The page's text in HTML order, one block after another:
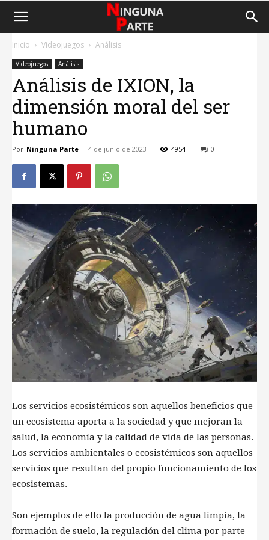
Inicio Videojuegos Análisis
Videojuegos Análisis
Análisis de IXION, la
dimensión moral del ser
humano
Por Ninguna Parte - 4 de junio de 2023 4954 0
Los servicios ecosistémicos son aquellos beneficios que
un ecosistema aporta a la sociedad y que mejoran la
salud, la economía y la calidad de vida de las personas.
Los servicios ambientales o ecosistémicos son aquellos
servicios que resultan del propio funcionamiento de los
ecosistemas.
Son ejemplos de ello la producción de agua limpia, la
formación de suelo, la regulación del clima por parte